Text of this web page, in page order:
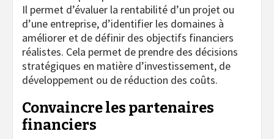
Il permet d’évaluer la rentabilité d’un projet ou
d’une entreprise, d’identifier les domaines à
améliorer et de définir des objectifs financiers
réalistes. Cela permet de prendre des décisions
stratégiques en matière d’investissement, de
développement ou de réduction des coûts.
Convaincre les partenaires
financiers